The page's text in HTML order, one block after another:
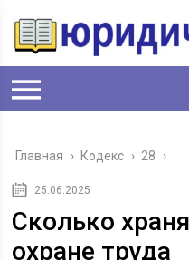
Главная › Кодекс › 28 ›
25.06.2025
Сколько
охране труда